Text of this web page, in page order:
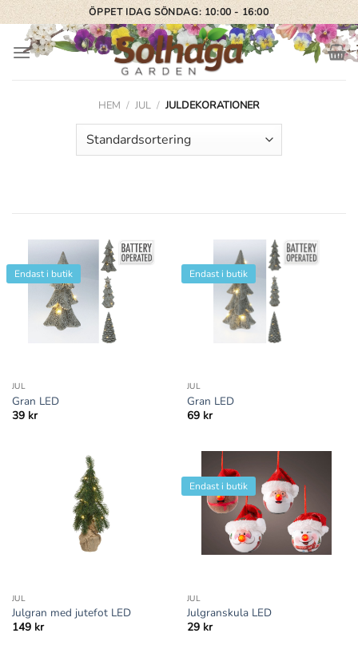
Skip
to
content
ÖPPET IDAG SÖNDAG: 10:00 - 16:00
HEM / JUL / JULDEKORATIONER
Endast i butik
JUL
Gran LED
39 kr
Endast i butik
JUL
Gran LED
69 kr
JUL
Julgran med jutefot LED
149 kr
Endast i butik
JUL
Julgranskula LED
29 kr